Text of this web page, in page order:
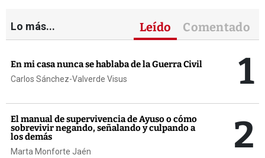
Lo más... Leído Comentado
En mi casa nunca se hablaba de la Guerra Civil
Carlos Sánchez-Valverde Visus 1
El manual de supervivencia de Ayuso o cómo
sobrevivir negando, señalando y culpando a
los demás
Marta Monforte Jaén 2